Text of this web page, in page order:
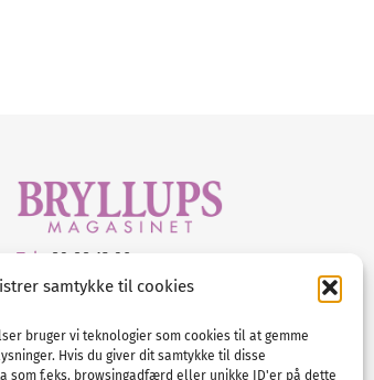
samtykke til cookies
bruger vi teknologier som cookies til at gemme
Hvis du giver dit samtykke til disse
som f.eks. browsingadfærd eller unikke ID'er på dette
Tel :
89 88 13 90
E-post:info@nordicbridalmedia.com
© All rights reserved.
Org.nr: DK34787271